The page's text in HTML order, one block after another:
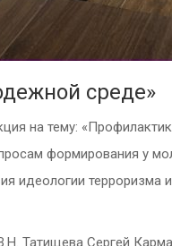
среде»
на тему:
формирования у
идеологии
Татищева Сергей